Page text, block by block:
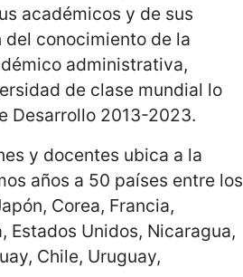
académicos y de sus
conocimiento de la
administrativa,
de clase mundial lo
Desarrollo 2013-2023.
y docentes ubica a la
años a 50 países entre los
Corea, Francia,
Estados Unidos, Nicaragua,
Chile, Uruguay,